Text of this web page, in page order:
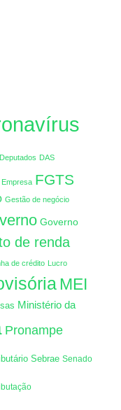
DAS
Empresa FGTS
Gestão de negócio
Governo
de renda
de crédito Lucro
MEI
Ministério da
Pronampe
Sebrae Senado